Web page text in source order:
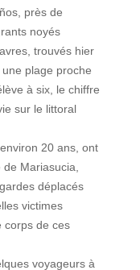
près de
noyés
trouvés hier
plage proche
à six, le chiffre
sur le littoral
20 ans, ont
Mariasucia,
déplacés
victimes
corps de ces
voyageurs à